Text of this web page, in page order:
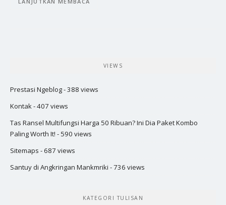
VIEWS
Prestasi Ngeblog- 388 views
Kontak- 407 views
Tas Ransel Multifungsi Harga 50 Ribuan? Ini Dia Paket Kombo
Paling Worth It! - 590 views
Sitemaps - 687 views
Santuy di Angkringan Mankmriki - 736 views
KATEGORI TULISAN